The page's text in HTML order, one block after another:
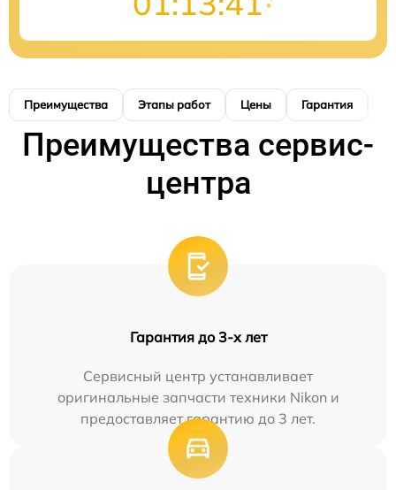
Преимущества Этапы работ Цены Гарантия
Преимущества сервис-
центра
Гарантия до 3-х лет
Сервисный центр устанавливает
оригинальные запчасти техники Nikon и
предоставляет гарантию до 3 лет.